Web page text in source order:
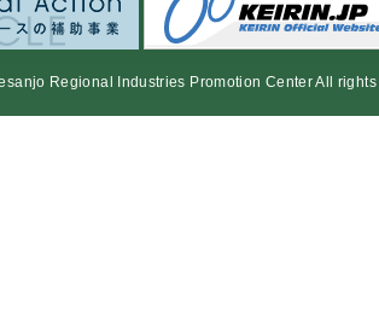
Regional Industries Promotion Center All